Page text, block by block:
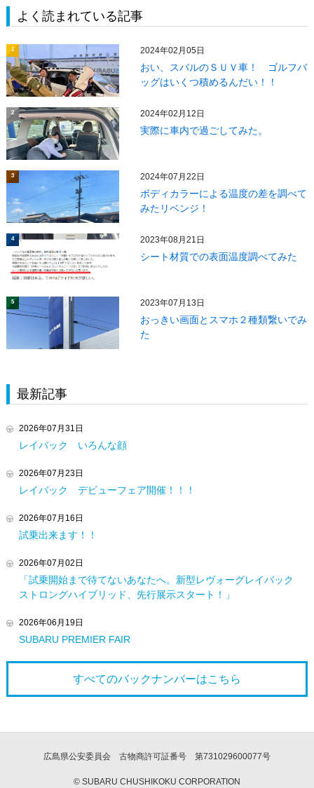
よく読まれている記事
1 2024年02月05日
おい、スバルのＳＵＶ車！ ゴルフバ
ッグはいくつ積めるんだい！！
2 2024年02月12日
実際に車内で過ごしてみた。
3 2024年07月22日
ボディカラーによる温度の差を調べて
みたリベンジ！
4 2023年08月21日
シート材質での表面温度調べてみた
5 2023年07月13日
おっきい画面とスマホ２種類繋いでみ
た
最新記事
2026年07月31日
レイバック いろんな顔
2026年07月23日
レイバック デビューフェア開催！！！
2026年07月16日
試乗出来ます！！
2026年07月02日
「試乗開始まで待てないあなたへ。新型レヴォーグレイバック
ストロングハイブリッド、先行展示スタート！」
2026年06月19日
SUBARU PREMIER FAIR
すべてのバックナンバーはこちら
広島県公安委員会 古物商許可証番号 第731029600077号
© SUBARU CHUSHIKOKU CORPORATION